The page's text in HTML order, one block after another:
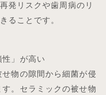
発リスクや歯周病のリ
ることです。
」が高い
物の隙間から細菌が侵
。セラミックの被せ物